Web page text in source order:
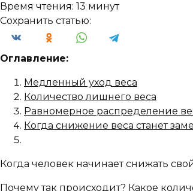
Время чтения: 13 минут
Сохранить статью:
Оглавление:
Медленный уход веса
Количество лишнего веса
Равномерное распределение
Когда снижение веса станет
Когда человек начинает снижать
Почему так происходит? Какое